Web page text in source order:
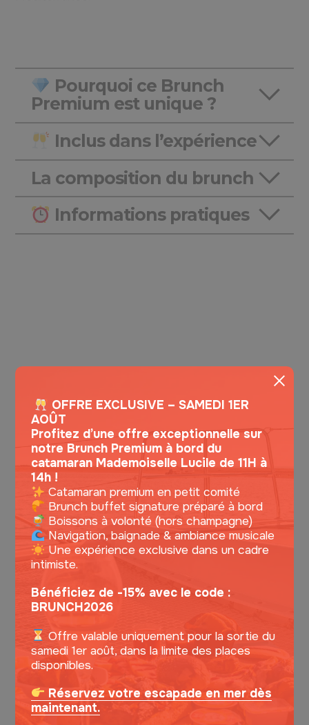
OFFRE EXCLUSIVE – SAMEDI 1ER
AOÛT
Profitez d’une offre exceptionnelle sur
notre Brunch Premium à bord du
catamaran Mademoiselle Lucile de 11H à
14h !
Catamaran premium en petit comité
Brunch buffet signature préparé à bord
Boissons à volonté (hors champagne)
Navigation, baignade & ambiance musicale
Une expérience exclusive dans un cadre
intimiste.
Bénéficiez de -15% avec le code :
BRUNCH2026
Offre valable uniquement pour la sortie du
samedi 1er août, dans la limite des places
disponibles.
Réservez votre escapade en mer dès
maintenant.
Pourquoi ce Brunch
Premium est unique ?
Inclus dans l’expérience
La composition du brunch
Informations pratiques
CES SORTIES PEUVENT VOUS PLAIRE !
7. DIMANCHE - LUCILE EXPERIENCE
SUNDAY BRUNCH